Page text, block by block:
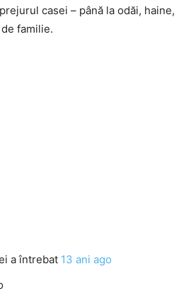
casei – până la odăi, haine,
familie.
a întrebat 13 ani ago